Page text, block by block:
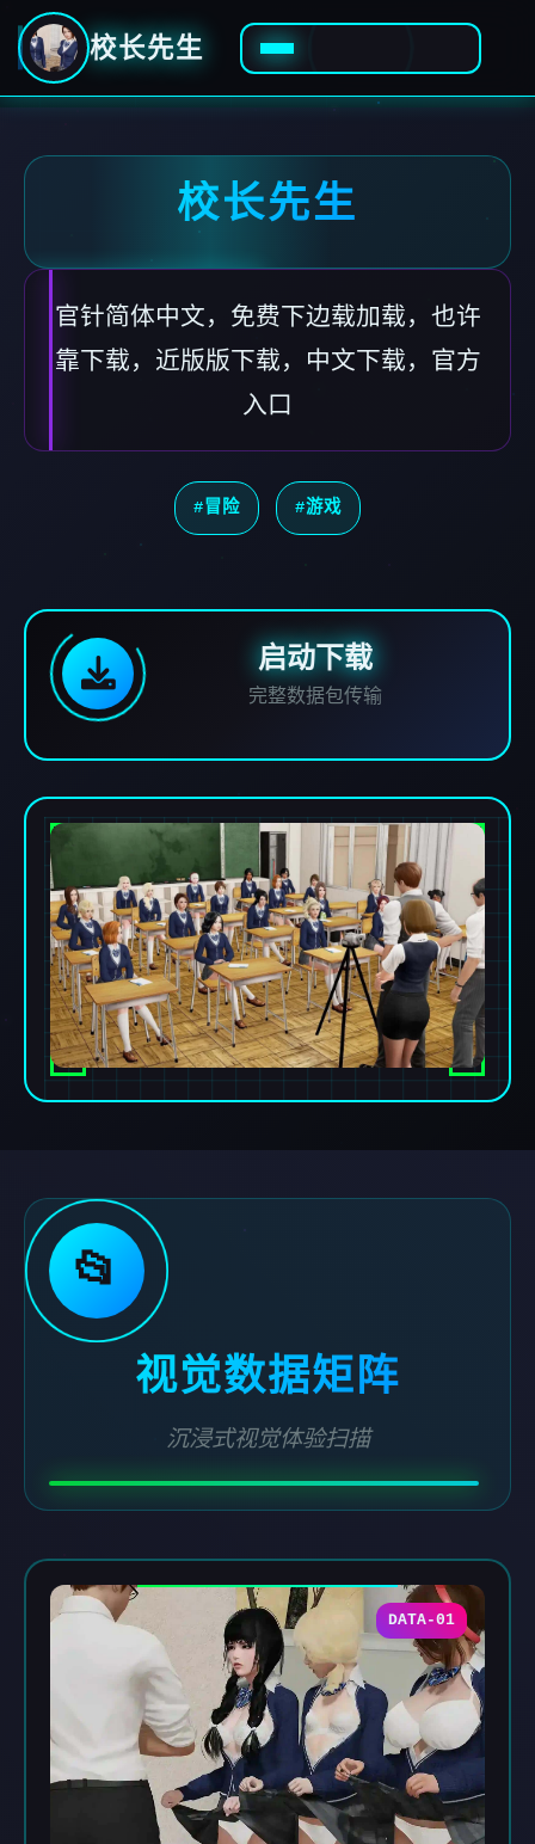
校长先生
校长先生
官针简体中文，免费下边载加载，也许
靠下载，近版版下载，中文下载，官方
入口
#冒险 #游戏
启动下载
完整数据包传输
📂
视觉数据矩阵
沉浸式视觉体验扫描
DATA-01